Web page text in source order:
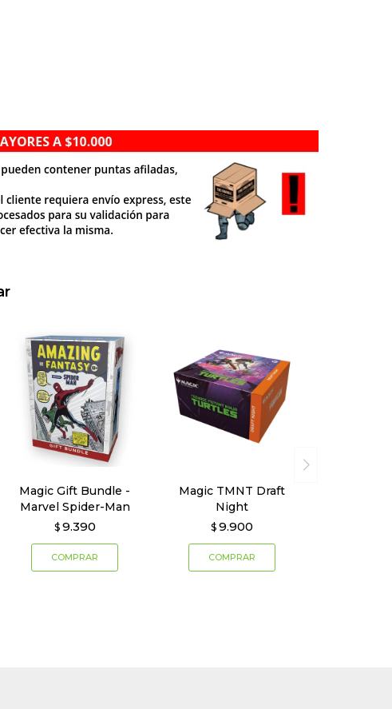
Magic Gift Bundle -
Marvel Spider-Man
$ 9.390
Magic TMNT Draft
Night
$ 9.900